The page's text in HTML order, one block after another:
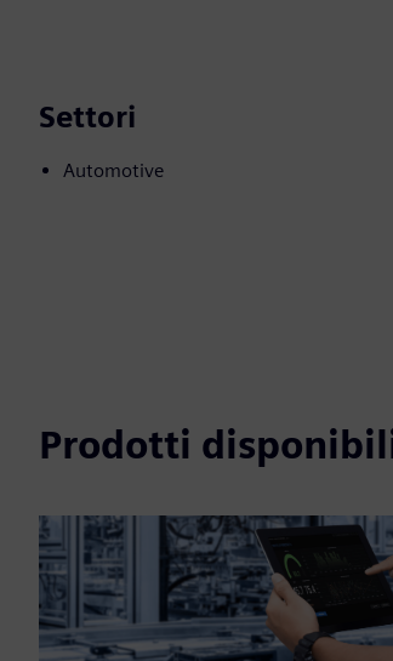
Settori
Automotive
Prodotti